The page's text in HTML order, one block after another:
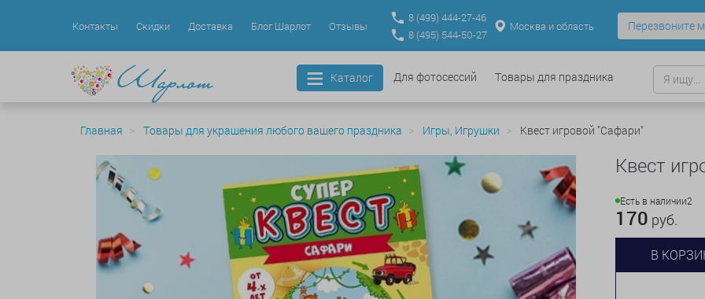
Контакты Скидки Доставка Блог Шарлот Отзывы
8 (499) 444-27-46
8 (495) 544-50-27
Москва и область Перезвоните
Каталог Для фотосессий Товары для праздника
Главная Товары для украшения любого вашего праздника Игры, Игрушки Квест игровой "Сафари"
Квест
Есть в наличии2
170 руб.
В